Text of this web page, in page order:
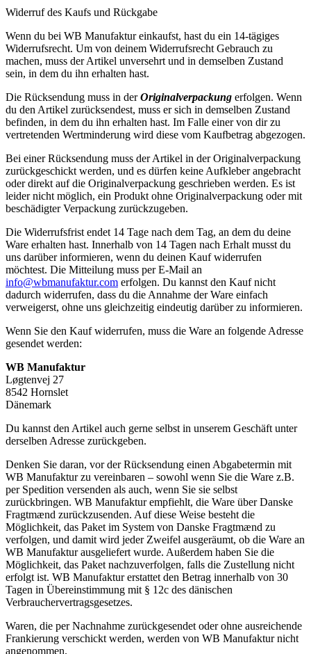
Widerruf des Kaufs und Rückgabe
Wenn du bei WB Manufaktur einkaufst, hast du ein 14-tägiges
Widerrufsrecht. Um von deinem Widerrufsrecht Gebrauch zu
machen, muss der Artikel unversehrt und in demselben Zustand
sein, in dem du ihn erhalten hast.
Die Rücksendung muss in derOriginalverpackung erfolgen. Wenn
du den Artikel zurücksendest, muss er sich in demselben Zustand
befinden, in dem du ihn erhalten hast. Im Falle einer von dir zu
vertretenden Wertminderung wird diese vom Kaufbetrag abgezogen.
Bei einer Rücksendung muss der Artikel in der Originalverpackung
zurückgeschickt werden, und es dürfen keine Aufkleber angebracht
oder direkt auf die Originalverpackung geschrieben werden. Es ist
leider nicht möglich, ein Produkt ohne Originalverpackung oder mit
beschädigter Verpackung zurückzugeben.
Die Widerrufsfrist endet 14 Tage nach dem Tag, an dem du deine
Ware erhalten hast. Innerhalb von 14 Tagen nach Erhalt musst du
uns darüber informieren, wenn du deinen Kauf widerrufen
möchtest. Die Mitteilung muss per E-Mail an
info@wbmanufaktur.com erfolgen. Du kannst den Kauf nicht
dadurch widerrufen, dass du die Annahme der Ware einfach
verweigerst, ohne uns gleichzeitig eindeutig darüber zu informieren.
Wenn Sie den Kauf widerrufen, muss die Ware an folgende Adresse
gesendet werden:
WB Manufaktur
Løgtenvej 27
8542 Hornslet
Dänemark
Du kannst den Artikel auch gerne selbst in unserem Geschäft unter
derselben Adresse zurückgeben.
Denken Sie daran, vor der Rücksendung einen Abgabetermin mit
WB Manufaktur zu vereinbaren – sowohl wenn Sie die Ware z.B.
per Spedition versenden als auch, wenn Sie sie selbst
zurückbringen. WB Manufaktur empfiehlt, die Ware über Danske
Fragtmænd zurückzusenden. Auf diese Weise besteht die
Möglichkeit, das Paket im System von Danske Fragtmænd zu
verfolgen, und damit wird jeder Zweifel ausgeräumt, ob die Ware an
WB Manufaktur ausgeliefert wurde. Außerdem haben Sie die
Möglichkeit, das Paket nachzuverfolgen, falls die Zustellung nicht
erfolgt ist. WB Manufaktur erstattet den Betrag innerhalb von 30
Tagen in Übereinstimmung mit § 12c des dänischen
Verbrauchervertragsgesetzes.
Waren, die per Nachnahme zurückgesendet oder ohne ausreichende
Frankierung verschickt werden, werden von WB Manufaktur nicht
angenommen.